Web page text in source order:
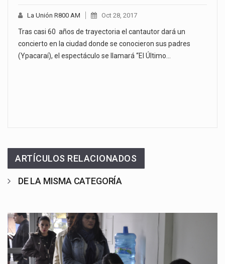
La Unión R800 AM Oct 28, 2017
Tras casi 60 años de trayectoria el cantautor dará un
concierto en la ciudad donde se conocieron sus padres
(Ypacaraí), el espectáculo se llamará “El Último…
ARTÍCULOS RELACIONADOS
DE LA MISMA CATEGORÍA